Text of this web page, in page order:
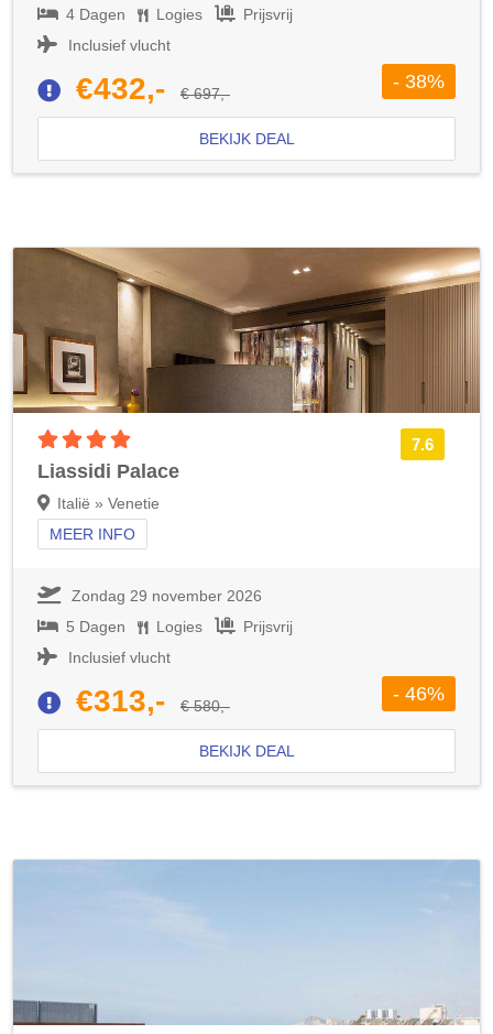
4 Dagen
Logies
Prijsvrij
Inclusief vlucht
€432,- € 697,-
- 38%
BEKIJK DEAL
7.6
Liassidi Palace
Italië » Venetie
MEER INFO
Zondag 29 november 2026
5 Dagen
Logies
Prijsvrij
Inclusief vlucht
€313,- € 580,-
- 46%
BEKIJK DEAL